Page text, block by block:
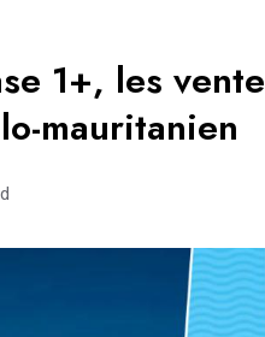
1+, les
mauritanien